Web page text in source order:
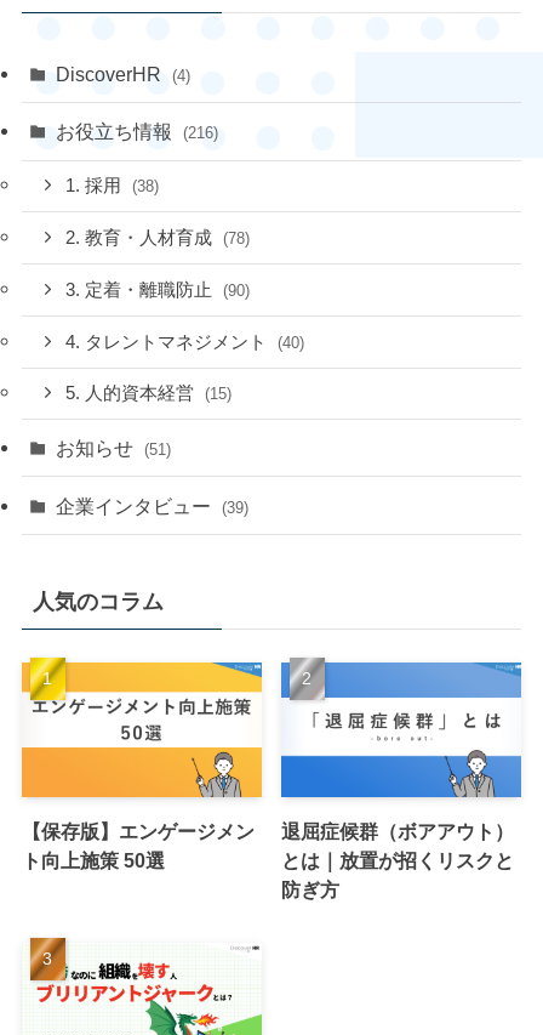
DiscoverHR (4)
お役立ち情報 (216)
1. 採用 (38)
2. 教育・人材育成 (78)
3. 定着・離職防止 (90)
4. タレントマネジメント (40)
5. 人的資本経営 (15)
お知らせ (51)
企業インタビュー (39)
人気のコラム
【保存版】エンゲージメン
ト向上施策 50選
退屈症候群（ボアアウト）
とは｜放置が招くリスクと
防ぎ方